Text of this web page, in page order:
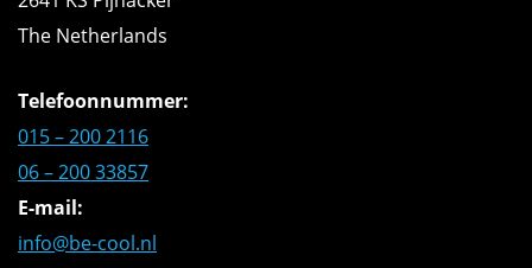
The Netherlands
Telefoonnummer:
015 – 200 2116
06 – 200 33857
E-mail:
info@be-cool.nl